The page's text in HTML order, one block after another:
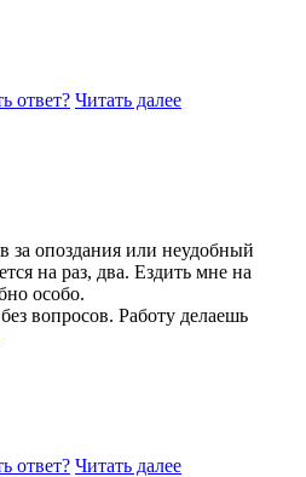
ответ? Читать далее
опоздания или неудобный
на раз, два. Ездить мне на
особо.
вопросов. Работу делаешь
ответ? Читать далее